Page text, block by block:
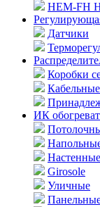
HEM-FH
Датчики
Коробки
ИК
Настенные
Girosole
Уличные